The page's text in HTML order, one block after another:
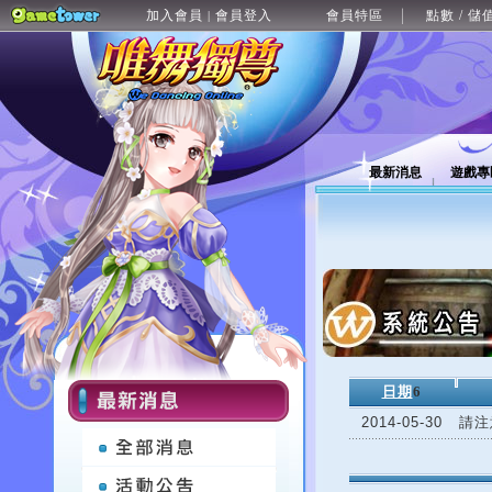
加入會員 | 會員登入 會員特區 點數 / 儲
最新消息 遊戲
日期 6
2014-05-30
請